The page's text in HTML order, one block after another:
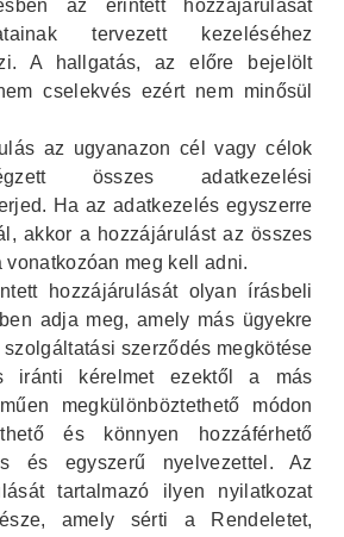
az érintett hozzájárulását
tervezett kezeléséhez
A hallgatás, az előre bejelölt
cselekvés ezért nem minősül
az ugyanazon cél vagy célok
összes adatkezelési
Ha az adatkezelés egyszerre
akkor a hozzájárulást az összes
meg kell adni.
hozzájárulását olyan írásbeli
adja meg, amely más ügyekre
szerződés megkötése
iránti kérelmet ezektől a más
megkülönböztethető módon
és könnyen hozzáférhető
és egyszerű nyelvezettel. Az
tartalmazó ilyen nyilatkozat
amely sérti a Rendeletet,